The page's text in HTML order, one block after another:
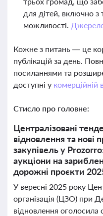
для дітей, включно
можливості.
Кожне з питань — це
публікацій за день.
посиланнями та
доступні у комерційній
Стисло про головне:
Централізовані
відновлення та нові
закупівель у
аукціони на
дорожні проєкти
У вересні 2025 року
організація (ЦЗО) при
відновлення оголосила